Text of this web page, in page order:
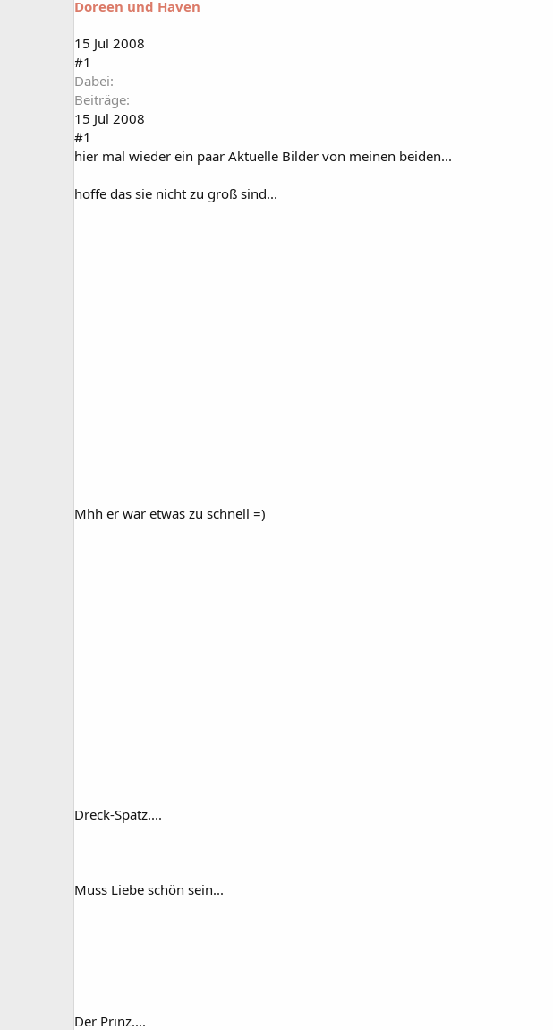
a
t
r
Doreen und Haven
15 Jul 2008
#1
Dabei
Beiträge
15 Jul 2008
#1
hier mal wieder ein paar Aktuelle Bilder von meinen beiden...
hoffe das sie nicht zu groß sind...
Mhh er war etwas zu schnell =)
Dreck-Spatz....
Muss Liebe schön sein...
Der Prinz....